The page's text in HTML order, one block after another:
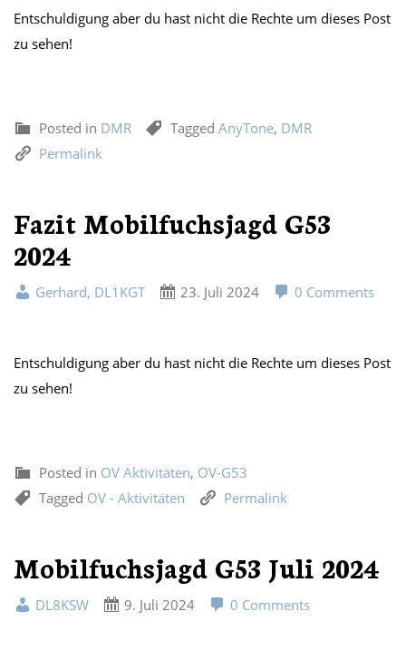
Entschuldigung aber du hast nicht die Rechte um dieses Post
zu sehen!
Posted in DMR Tagged AnyTone, DMR
Permalink
Fazit Mobilfuchsjagd G53
2024
Gerhard, DL1KGT 23. Juli 2024 0 Comments
Entschuldigung aber du hast nicht die Rechte um dieses Post
zu sehen!
Posted in OV Aktivitäten, OV-G53
Tagged OV - Aktivitäten Permalink
Mobilfuchsjagd G53 Juli 2024
DL8KSW 9. Juli 2024 0 Comments